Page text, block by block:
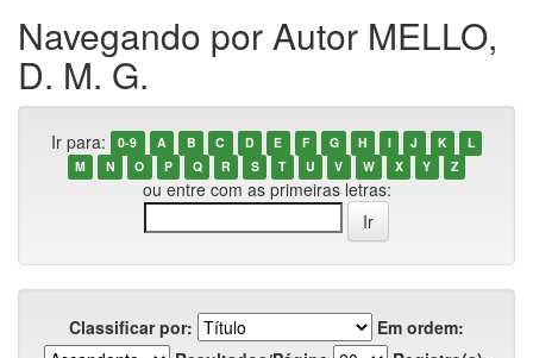
Navegando por Autor MELLO,
D. M. G.
Ir para: 0-9 A B C D E F G H I J K
L
M
N O P Q R S T U V W X Y Z
ou entre com as primeiras letras:
Classificar por:
Em ordem: